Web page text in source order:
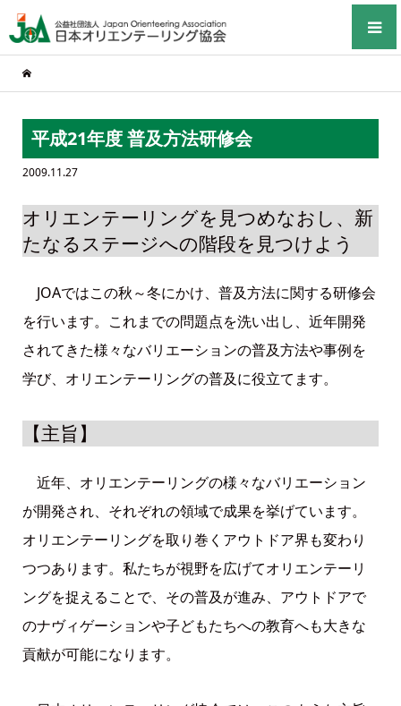
平成21年度 普及方法研修会
2009.11.27
オリエンテーリングを見つめなおし、新
たなるステージへの階段を見つけよう
JOAではこの秋～冬にかけ、普及方法に関する研修会
を行います。これまでの問題点を洗い出し、近年開発
されてきた様々なバリエーションの普及方法や事例を
学び、オリエンテーリングの普及に役立てます。
【主旨】
近年、オリエンテーリングの様々なバリエーション
が開発され、それぞれの領域で成果を挙げています。
オリエンテーリングを取り巻くアウトドア界も変わり
つつあります。私たちが視野を広げてオリエンテーリ
ングを捉えることで、その普及が進み、アウトドアで
のナヴィゲーションや子どもたちへの教育へも大きな
貢献が可能になります。